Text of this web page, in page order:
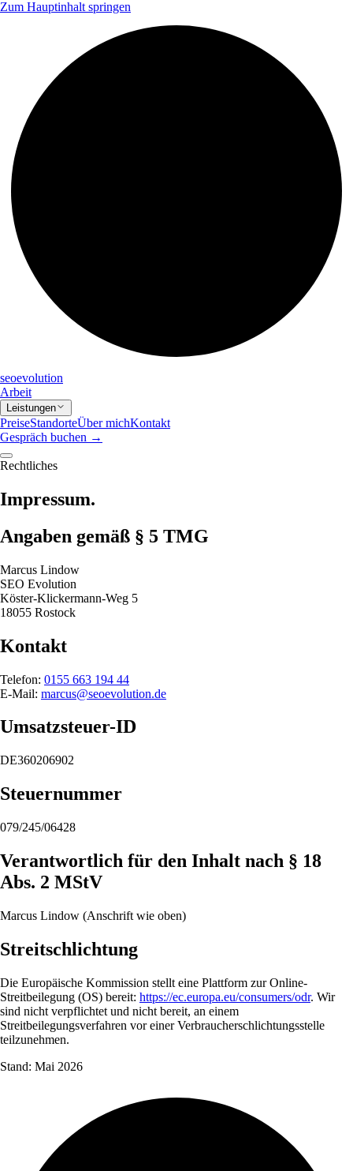
Zum Hauptinhalt springen
seoevolution
Arbeit
Leistungen
PreiseStandorteÜber michKontakt
Gespräch buchen →
Rechtliches
Impressum.
Angaben gemäß § 5 TMG
Marcus Lindow
SEO Evolution
Köster-Klickermann-Weg 5
18055 Rostock
Kontakt
Telefon: 0155 663 194 44
E-Mail: marcus@seoevolution.de
Umsatzsteuer-ID
DE360206902
Steuernummer
079/245/06428
Verantwortlich für den Inhalt nach § 18
Abs. 2 MStV
Marcus Lindow (Anschrift wie oben)
Streitschlichtung
Die Europäische Kommission stellt eine Plattform zur Online-
Streitbeilegung (OS) bereit: https://ec.europa.eu/consumers/odr. Wir
sind nicht verpflichtet und nicht bereit, an einem
Streitbeilegungsverfahren vor einer Verbraucherschlichtungsstelle
teilzunehmen.
Stand: Mai 2026